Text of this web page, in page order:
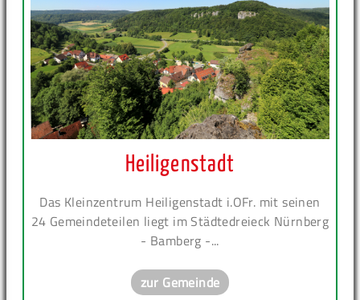
Heiligenstadt
Das Kleinzentrum Heiligenstadt i.OFr. mit seinen
24 Gemeindeteilen liegt im Städtedreieck Nürnberg
- Bamberg -...
zur Gemeinde